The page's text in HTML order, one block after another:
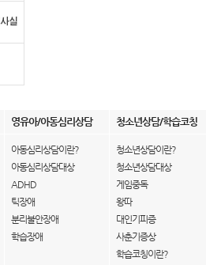
영유아/아동심리상담 청소년상담/학습코칭
아동심리상담이란?
아동심리상담대상
ADHD
틱장애
분리불안장애
학습장애
청소년상담이란?
청소년상담대상
게임중독
왕따
대인기피증
사춘기증상
학습코칭이란?